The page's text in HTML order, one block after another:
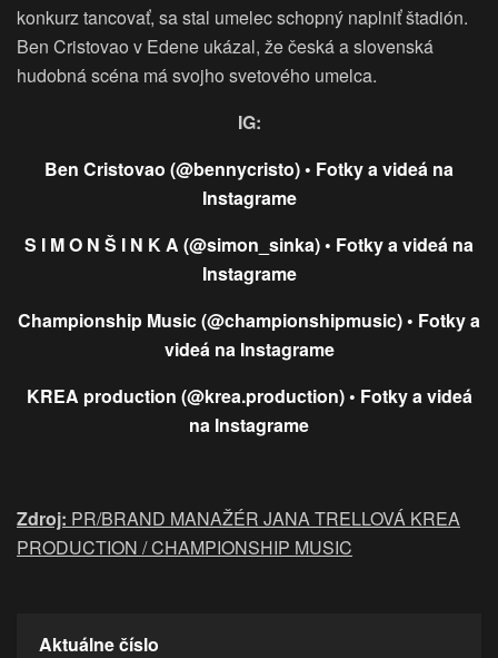
konkurz tancovať, sa stal umelec schopný naplniť štadión.
Ben Cristovao v Edene ukázal, že česká a slovenská
hudobná scéna má svojho svetového umelca.
IG:
Ben Cristovao (@bennycristo) • Fotky a videá na
Instagrame
S I M O N Š I N K A (@simon_sinka) • Fotky a videá na
Instagrame
Championship Music (@championshipmusic) • Fotky a
videá na Instagrame
KREA production (@krea.production) • Fotky a videá
na Instagrame
Zdroj: PR/BRAND MANAŽÉR JANA TRELLOVÁ KREA
PRODUCTION / CHAMPIONSHIP MUSIC
Aktuálne číslo